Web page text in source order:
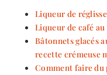
Liqueur de
Liqueur de café
Bâtonnets glacés
recette crémeuse
Comment faire du